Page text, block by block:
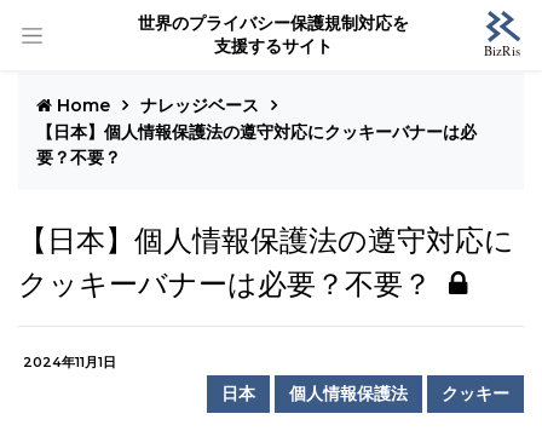
世界のプライバシー保護規制対応を
支援するサイト
Home
ナレッジベース
【日本】個人情報保護法の遵守対応にクッキーバナーは必
要？不要？
【日本】個人情報保護法の遵守対応に
クッキーバナーは必要？不要？
2024年11月1日
日本 個人情報保護法 クッキー